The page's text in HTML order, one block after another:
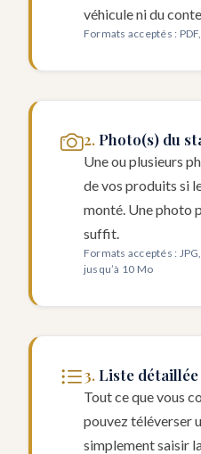
véhicule ni du
Formats acceptés :
Photo(s) du
Une ou plusieurs
de vos produits si
monté. Une photo
suffit.
Formats acceptés :
jusqu’à 10 Mo
Liste
Tout ce que vous
pouvez téléverser
simplement saisir